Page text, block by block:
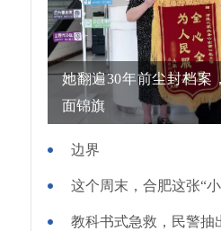
她翻遍30年前尘封档案
面锦旗
边界
这个周末，合肥这张“
教科书式急救，民警抽